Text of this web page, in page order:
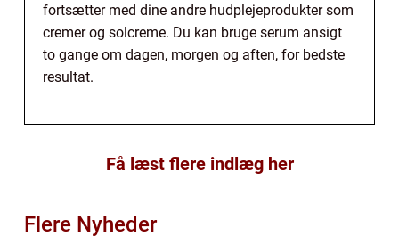
fortsætter med dine andre hudplejeprodukter som
cremer og solcreme. Du kan bruge serum ansigt
to gange om dagen, morgen og aften, for bedste
resultat.
Få læst flere indlæg her
Flere Nyheder